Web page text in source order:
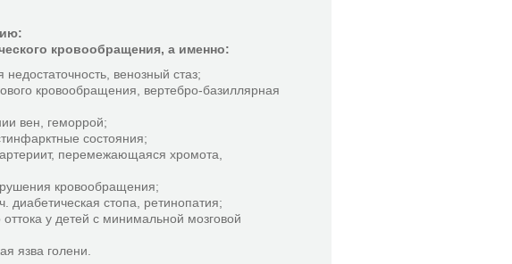
кровообращения, а именно:
недостаточность, венозный стаз;
кровообращения, вертебро-базиллярная
вен, геморрой;
состояния;
перемежающаяся хромота,
кровообращения;
диабетическая стопа, ретинопатия;
у детей с минимальной мозговой
язва голени.